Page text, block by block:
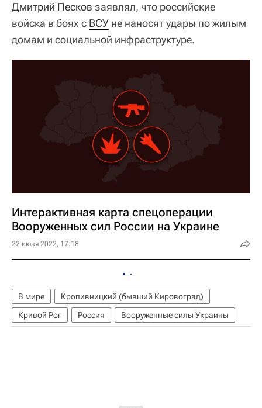
Дмитрий Песков заявлял, что российские
войска в боях с ВСУ не наносят удары по жилым
домам и социальной инфраструктуре.
Интерактивная карта спецоперации
Вооруженных сил России на Украине
22 июня 2022, 17:18
В мире
Кропивницкий (бывший Кировоград)
Кривой Рог
Россия Вооруженные силы Украины